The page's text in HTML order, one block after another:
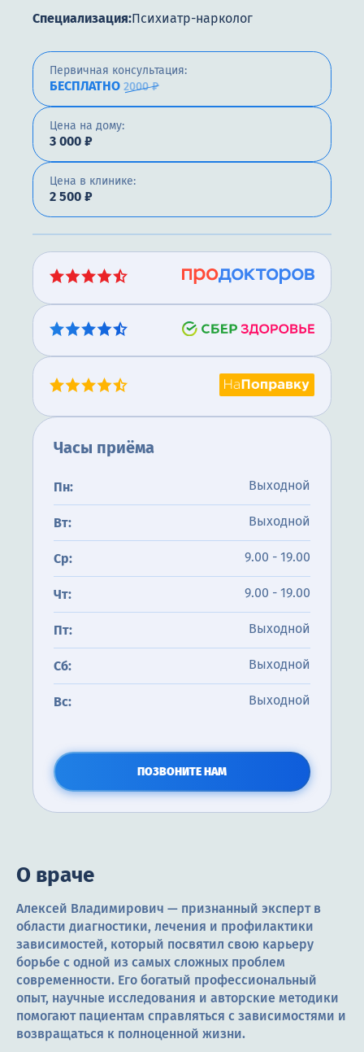
Специализация:Психиатр-нарколог
Первичная консультация:
БЕСПЛАТНО 2000 ₽
Цена на дому:
3 000 ₽
Цена в клинике:
2 500 ₽
Часы приёма
Пн: Выходной
Вт: Выходной
Ср: 9.00 - 19.00
Чт: 9.00 - 19.00
Пт: Выходной
Сб: Выходной
Вс: Выходной
ПОЗВОНИТЕ НАМ
О враче
Алексей Владимирович — признанный эксперт в
области диагностики, лечения и профилактики
зависимостей, который посвятил свою карьеру
борьбе с одной из самых сложных проблем
современности. Его богатый профессиональный
опыт, научные исследования и авторские методики
помогают пациентам справляться с зависимостями и
возвращаться к полноценной жизни.